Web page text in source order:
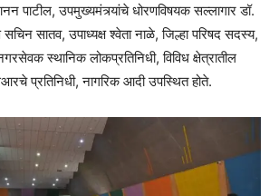
पाटील, उपमुख्यमंत्र्यांचे धोरणविषयक सल्लागार डॉ.
सातव, उपाध्यक्ष श्वेता नाळे, जिल्हा परिषद सदस्य,
स्थानिक लोकप्रतिनिधी, विविध क्षेत्रातील
प्रतिनिधी, नागरिक आदी उपस्थित होते.